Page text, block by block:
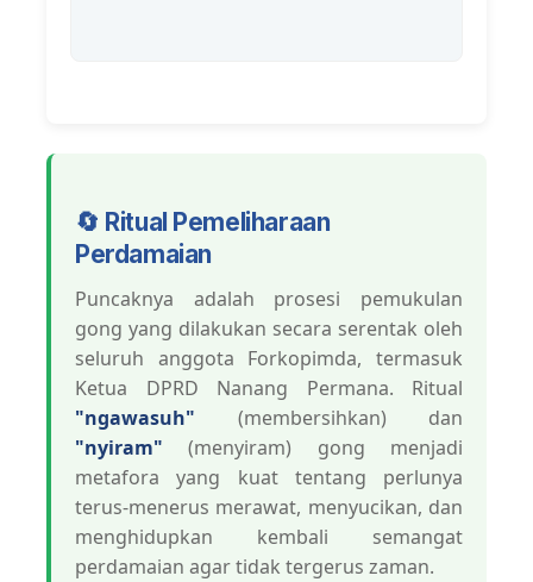
🔄 Ritual Pemeliharaan
Perdamaian
Puncaknya adalah prosesi pemukulan
gong yang dilakukan secara serentak oleh
seluruh anggota Forkopimda, termasuk
Ketua DPRD Nanang Permana. Ritual
"ngawasuh" (membersihkan) dan
"nyiram" (menyiram) gong menjadi
metafora yang kuat tentang perlunya
terus-menerus merawat, menyucikan, dan
menghidupkan kembali semangat
perdamaian agar tidak tergerus zaman.